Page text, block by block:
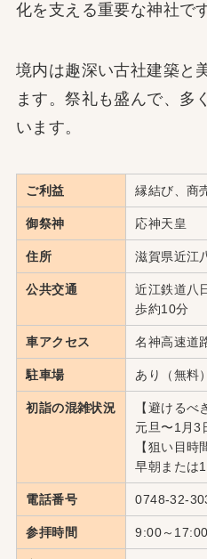
化を支える重要な神社です
境内は趣深い古社建築と
ます。祭礼も盛んで、多
います。
ご利益 縁結び、商
御祭神 応神天皇
住所 滋賀県近江
公共交通
近江鉄道八
歩約10分
車アクセス 名神高速道
駐車場 あり（無料）
初詣の混雑状況
【避けるべ
元旦〜1月3
【狙い目時
早朝または
電話番号 0748-32-
参拝時間 9:00～17:00